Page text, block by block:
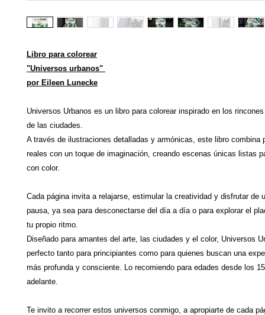
Libro para colorear
"Universos urbanos"
por Eileen Lunecke
Universos Urbanos es un libro para colorear inspirado en los
de las ciudades.
A través de ilustraciones detalladas y armónicas, este libro combina
reales con un toque de imaginación, creando escenas únicas listas
con color.
Cada página invita a relajarse, estimular la creatividad y disfrutar de
pausa, ya sea para desconectarse del día a día o para explorar el
tu propio ritmo.
Diseñado para amantes del arte, las ciudades y el color, Universos
perfecto tanto para principiantes como para quienes buscan una
más profunda y consciente. Lo recomiendo para edades desde los
adelante.
Te invito a recorrer estos universos conmigo, a apropiarte de cada